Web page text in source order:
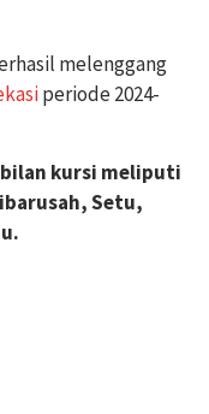
melenggang
periode 2024-
kursi meliputi
Setu,